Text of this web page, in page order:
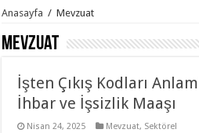
Anasayfa / Mevzuat
Mevzuat
İşten Çıkış Kodları
İhbar ve İşsizlik Maaşı
Nisan 24, 2025 Mevzuat, Sektörel